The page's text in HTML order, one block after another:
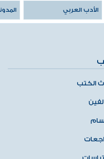
الأدب العربي
الكتب